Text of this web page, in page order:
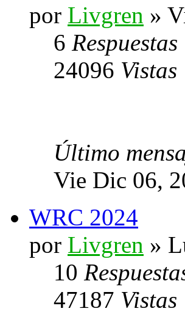
por Livgren »
6 Respuestas
24096 Vistas
Último
Vie Dic 06,
WRC 2024
por Livgren »
10
47187 Vistas